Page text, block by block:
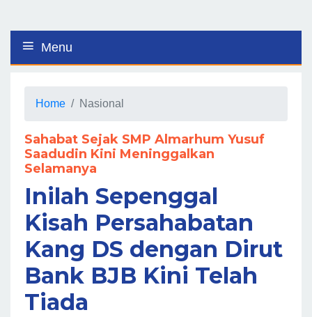
Menu
Home Nasional
Sahabat Sejak SMP Almarhum Yusuf
Saadudin Kini Meninggalkan
Selamanya
Inilah Sepenggal
Kisah Persahabatan
Kang DS dengan Dirut
Bank BJB Kini Telah
Tiada